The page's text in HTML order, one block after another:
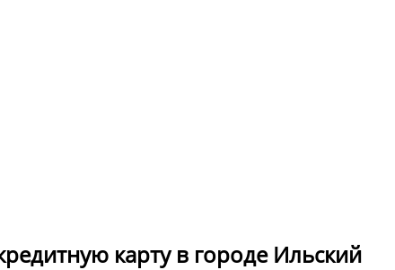
карту в городе Ильский